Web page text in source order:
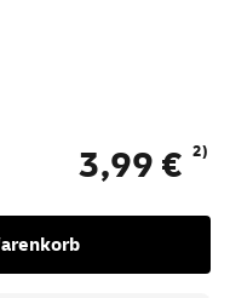
3,99 € 2)